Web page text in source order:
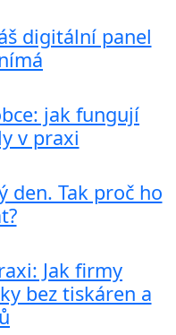
digitální panel
jak fungují
v praxi
den. Tak proč ho
Jak firmy
bez tiskáren a